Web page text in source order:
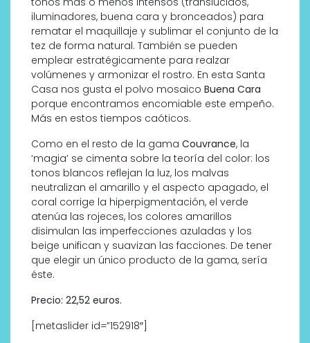
iluminadores, buena cara y bronceados) para
rematar el maquillaje y sublimar el conjunto de la
tez de forma natural. También se pueden
emplear estratégicamente para realzar
volúmenes y armonizar el rostro. En esta Santa
Casa nos gusta el polvo mosaico Buena Cara
porque encontramos encomiable este empeño.
Más en estos tiempos caóticos.
Como en el resto de la gama Couvrance, la
‘magia’ se cimenta sobre la teoría del color: los
tonos blancos reflejan la luz, los malvas
neutralizan el amarillo y el aspecto apagado, el
coral corrige la hiperpigmentación, el verde
atenúa las rojeces, los colores amarillos
disimulan las imperfecciones azuladas y los
beige unifican y suavizan las facciones. De tener
que elegir un único producto de la gama, sería
éste.
Precio: 22,52 euros.
[metaslider id=”152918″]